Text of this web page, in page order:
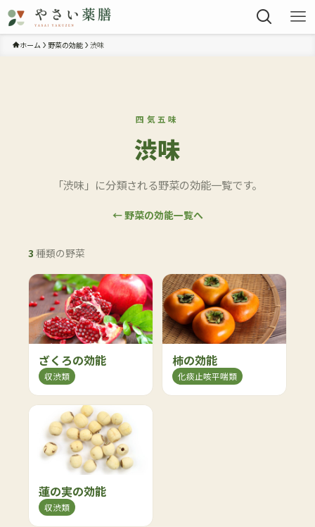
ホーム 野菜の効能 渋味
四気五味
渋味
「渋味」に分類される野菜の効能一覧です。
← 野菜の効能一覧へ
3 種類の野菜
ざくろの効能
収渋類
柿の効能
化痰止咳平喘類
蓮の実の効能
収渋類